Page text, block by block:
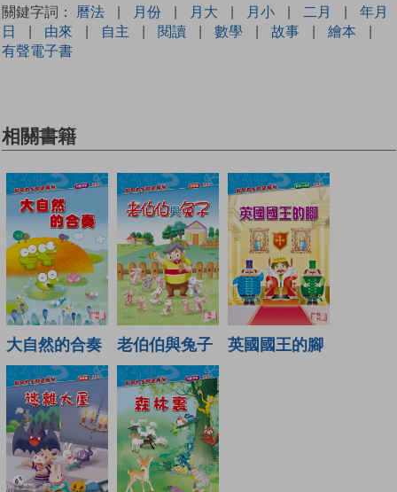
關鍵字詞： 曆法 | 月份 | 月大 | 月小 | 二月 |
年月
日
| 由來 | 自主 | 閱讀 | 數學 | 故事 | 繪本
|
有聲電子書
相關書籍
大自然的合奏 老伯伯與兔子 英國國王的腳